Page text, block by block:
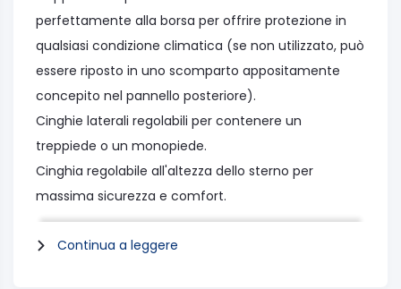
perfettamente alla borsa per offrire protezione in
qualsiasi condizione climatica (se non utilizzato, può
essere riposto in uno scomparto appositamente
concepito nel pannello posteriore).
Cinghie laterali regolabili per contenere un
treppiede o un monopiede.
Cinghia regolabile all'altezza dello sterno per
massima sicurezza e comfort.
Innovativo sistema di gestione delle cinghie che
permette di eliminare eventuali elementi di intralcio
Continua a leggere